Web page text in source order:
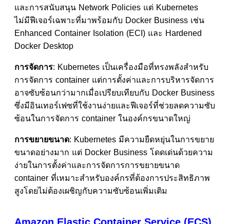
และการสนับสนุน Network Policies แต่ Kubernetes
ไม่มีฟีเจอร์เฉพาะที่มาพร้อมกับ Docker Business เช่น
Enhanced Container Isolation (ECI) และ Hardened
Docker Desktop
การจัดการ: Kubernetes เป็นเครื่องมือที่ทรงพลังสำหรับ
การจัดการ container แต่การตั้งค่าและการบริหารจัดการ
อาจซับซ้อนกว่ามากเมื่อเปรียบเทียบกับ Docker Business
ซึ่งมีอินเทอร์เฟซที่ใช้งานง่ายและฟีเจอร์ที่ช่วยลดความซับ
ซ้อนในการจัดการ container ในองค์กรขนาดใหญ่
การขยายขนาด: Kubernetes มีความยืดหยุ่นในการขยาย
ขนาดอย่างมาก แต่ Docker Business โดดเด่นด้วยความ
ง่ายในการตั้งค่าและการจัดการการขยายขนาด
container ที่เหมาะสำหรับองค์กรที่ต้องการประสิทธิภาพ
สูงโดยไม่ต้องเผชิญกับความซับซ้อนเพิ่มเติม